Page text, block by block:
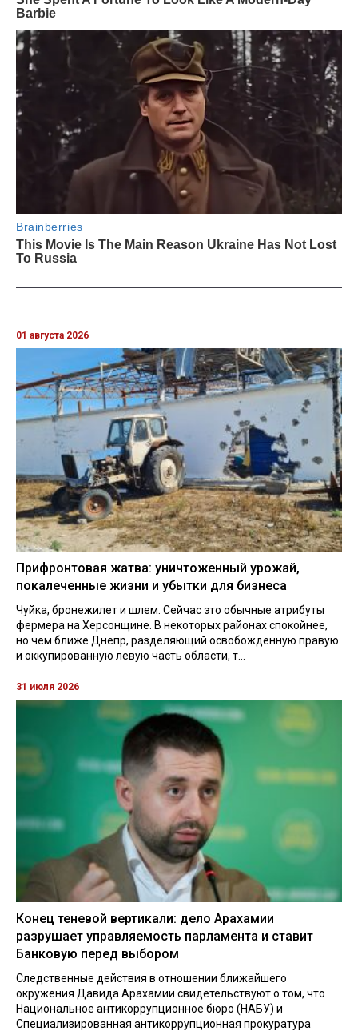
01 августа 2026
Прифронтовая жатва: уничтоженный урожай,
покалеченные жизни и убытки для бизнеса
Чуйка, бронежилет и шлем. Сейчас это обычные атрибуты
фермера на Херсонщине. В некоторых районах спокойнее,
но чем ближе Днепр, разделяющий освобожденную правую
и оккупированную левую часть области, т...
31 июля 2026
Конец теневой вертикали: дело Арахамии
разрушает управляемость парламента и ставит
Банковую перед выбором
Следственные действия в отношении ближайшего
окружения Давида Арахамии свидетельствуют о том, что
Национальное антикоррупционное бюро (НАБУ) и
Специализированная антикоррупционная прокуратура